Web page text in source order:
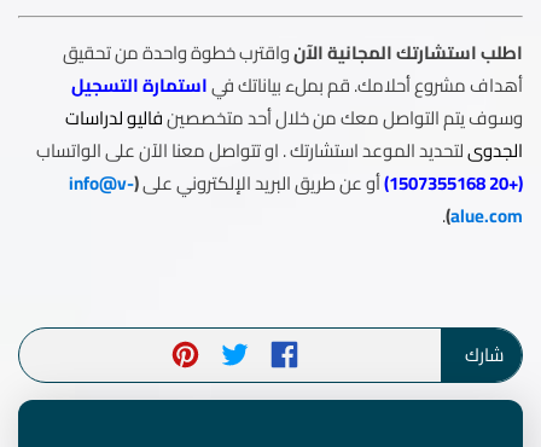
اطلب استشارتك المجانية الآنواقترب خطوة واحدة من تحقيق
أهداف مشروع أحلامك. قم بملء بياناتك فياستمارة التسجيل
وسوف يتم التواصل معك من خلال أحد متخصصينفاليو لدراسات
الجدوىلتحديد الموعد استشارتك . او تتواصل معنا الآن على الواتساب
(
+20 1507355168
)أو عن طريق البريد الإلكتروني على(
info@v-
alue.com
)
.
شارك